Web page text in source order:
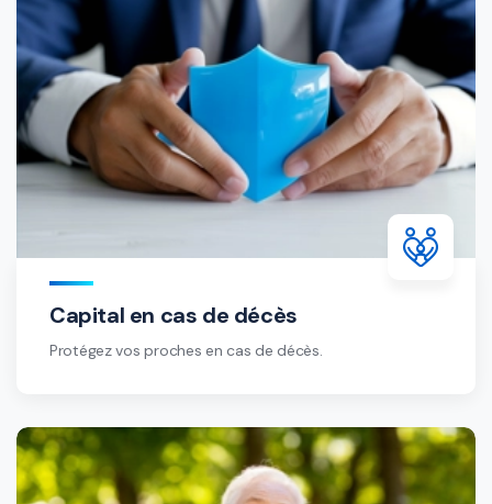
Capital en cas de décès
Protégez vos proches en cas de décès.